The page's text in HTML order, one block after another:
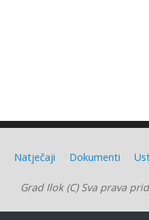
Natječaji Dokumenti
Grad Ilok (C) Sva prava